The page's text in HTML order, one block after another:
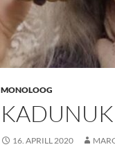
MONOLOOG
16. APRILL 2020